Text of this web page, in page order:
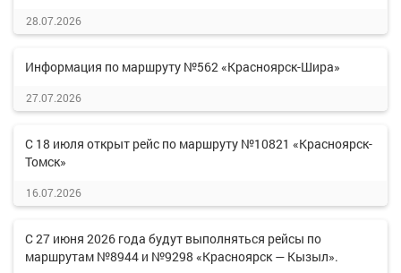
28.07.2026
Информация по маршруту №562 «Красноярск-Шира»
27.07.2026
С 18 июля открыт рейс по маршруту №10821 «Красноярск-
Томск»
16.07.2026
С 27 июня 2026 года будут выполняться рейсы по
маршрутам №8944 и №9298 «Красноярск — Кызыл».